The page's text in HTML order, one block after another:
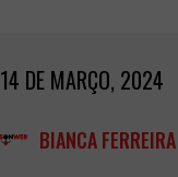
14 DE MARÇO, 2024
BIANCA FERREIRA